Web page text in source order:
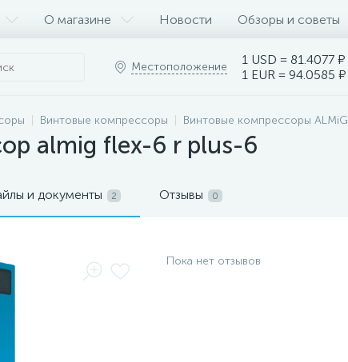
О магазине Новости Обзоры и советы
Местоположение
1 USD = 81.4077 ₽
1 EUR = 94.0585 ₽
Винтовые компрессоры Винтовые компрессоры ALMiG
almig flex-6 r plus-6
и документы 2 Отзывы 0
Пока нет отзывов